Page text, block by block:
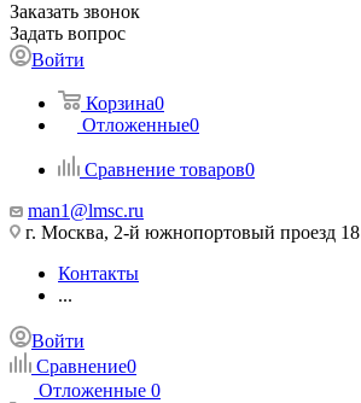
Заказать звонок
Задать вопрос
Войти
Корзина0
Отложенные0
Сравнение товаров0
man1@lmsc.ru
г. Москва, 2-й южнопортовый проезд 18
Контакты
...
Войти
Сравнение0
Отложенные 0